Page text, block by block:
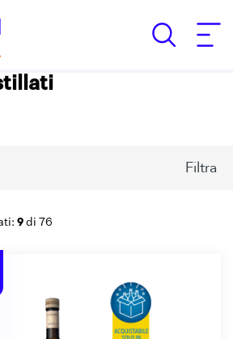
Filtra
9 di 76